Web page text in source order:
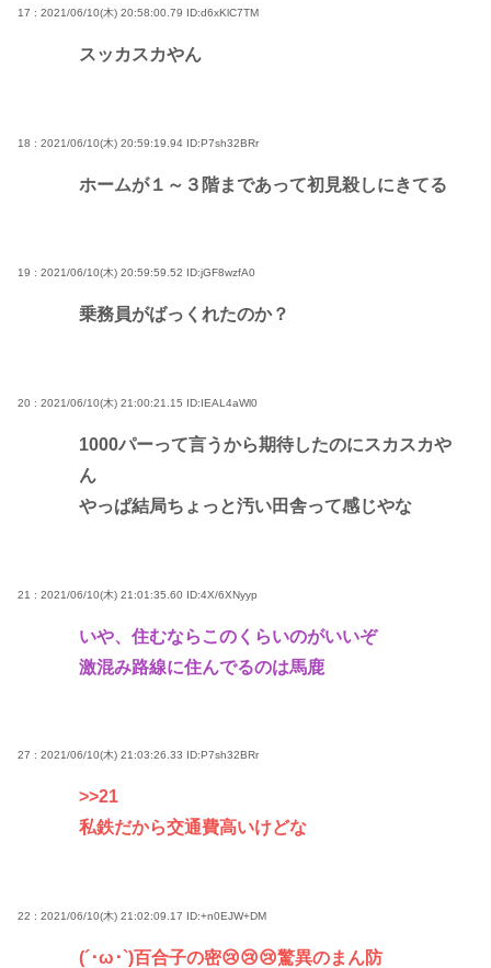
17 : 2021/06/10(木) 20:58:00.79 ID:d6xKlC7TM
スッカスカやん
18 : 2021/06/10(木) 20:59:19.94 ID:P7sh32BRr
ホームが１～３階まであって初見殺しにきてる
19 : 2021/06/10(木) 20:59:59.52 ID:jGF8wzfA0
乗務員がばっくれたのか？
20 : 2021/06/10(木) 21:00:21.15 ID:IEAL4aWl0
1000パーって言うから期待したのにスカスカや
ん
やっぱ結局ちょっと汚い田舎って感じやな
21 : 2021/06/10(木) 21:01:35.60 ID:4X/6XNyyp
いや、住むならこのくらいのがいいぞ
激混み路線に住んでるのは馬鹿
27 : 2021/06/10(木) 21:03:26.33 ID:P7sh32BRr
>>21
私鉄だから交通費高いけどな
22 : 2021/06/10(木) 21:02:09.17 ID:+n0EJW+DM
(´･ω･`)百合子の密😢😢😢驚異のまん防